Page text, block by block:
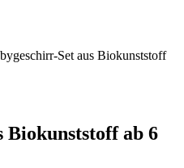
Set aus Biokunststoff
Biokunststoff ab 6